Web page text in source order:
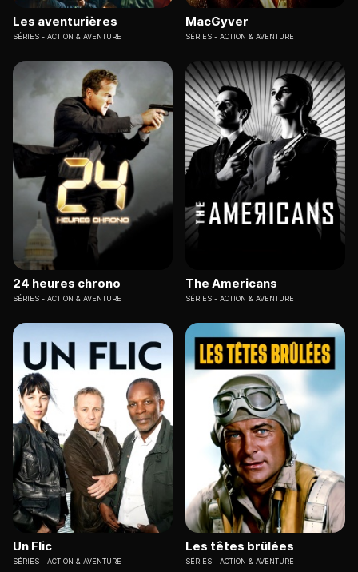
Les aventurières
SÉRIES ACTION & AVENTURE
MacGyver
SÉRIES ACTION & AVENTURE
24 heures chrono
SÉRIES ACTION & AVENTURE
The Americans
SÉRIES ACTION & AVENTURE
Un Flic
SÉRIES ACTION & AVENTURE
Les têtes brûlées
SÉRIES ACTION & AVENTURE